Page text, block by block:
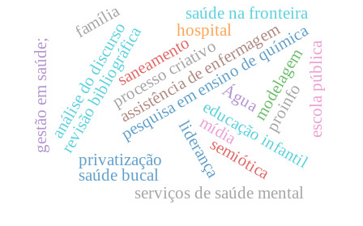
pesquisa em ensino de química
saneamento
educação infantil
revisão bibliográficaprocesso criativo modelagem
privatização
Água
análise do discurso
gestão em saúde; mídia proinfoescola pública
assistência de enfermagem
liderança
hospital
serviços de saúde mental
semiótica
saúde bucal
saúde na fronteira
família